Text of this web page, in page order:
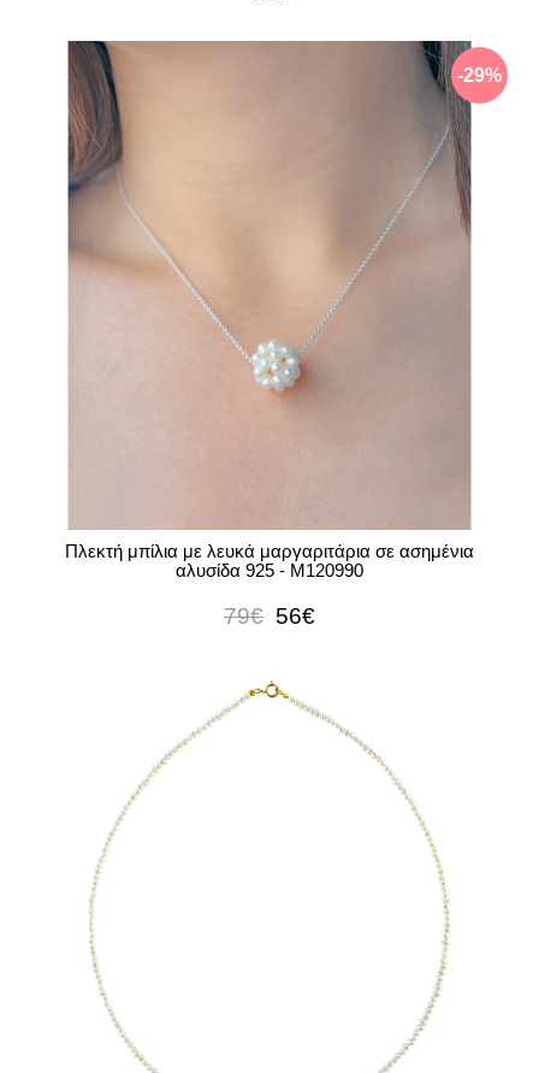
-29%
Πλεκτή μπίλια με λευκά μαργαριτάρια σε ασημένια
αλυσίδα 925 - M120990
79€ 56€